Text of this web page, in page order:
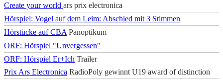
Create your world ars prix electronica
Hörspiel: Vogel auf dem Leim: Abschied mit 3 Stimmen
Hörstücke auf CBA Panoptikum
ORF: Hörspiel "Unvergessen"
ORF: Hörspiel Er+Ich Trailer
Prix Ars Electronica RadioPoly gewinnt U19 award of distinction